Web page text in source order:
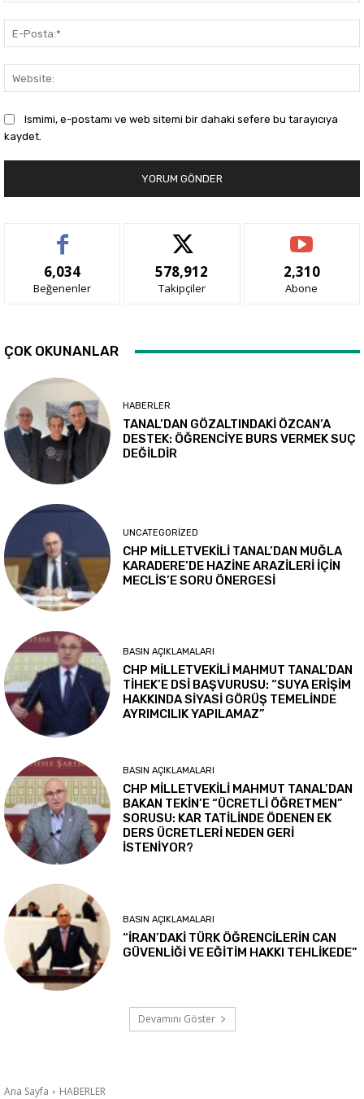
Ismimi, e-postamı ve web sitemi bir dahaki sefere bu tarayıcıya
kaydet.
6,034
Beğenenler
578,912
Takipçiler
2,310
Abone
ÇOK OKUNANLAR
HABERLER
TANAL’DAN GÖZALTINDAKİ ÖZCAN’A
DESTEK: ÖĞRENCİYE BURS VERMEK SUÇ
DEĞİLDİR
UNCATEGORIZED
CHP MİLLETVEKİLİ TANAL’DAN MUĞLA
KARADERE’DE HAZİNE ARAZİLERİ İÇİN
MECLİS’E SORU ÖNERGESİ
BASIN AÇIKLAMALARI
CHP MİLLETVEKİLİ MAHMUT TANAL’DAN
TİHEK’E DSİ BAŞVURUSU: “SUYA ERİŞİM
HAKKINDA SİYASİ GÖRÜŞ TEMELİNDE
AYRIMCILIK YAPILAMAZ”
BASIN AÇIKLAMALARI
CHP MİLLETVEKİLİ MAHMUT TANAL’DAN
BAKAN TEKİN’E “ÜCRETLİ ÖĞRETMEN”
SORUSU: KAR TATİLİNDE ÖDENEN EK
DERS ÜCRETLERİ NEDEN GERİ
İSTENİYOR?
BASIN AÇIKLAMALARI
“İRAN’DAKİ TÜRK ÖĞRENCİLERİN CAN
GÜVENLİĞİ VE EĞİTİM HAKKI TEHLİKEDE”
Devamını Göster